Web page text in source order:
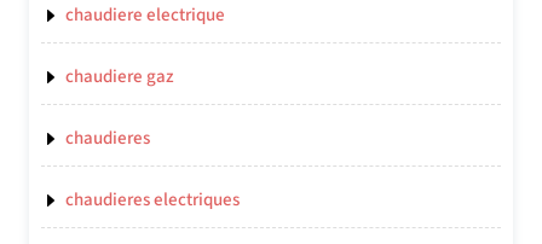
chaudiere electrique
chaudiere gaz
chaudieres
chaudieres electriques